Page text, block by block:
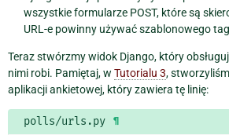
wszystkie formularze POST, które są
URL-e powinny używać szablonowego
Teraz stwórzmy widok Django, który
nimi robi. Pamiętaj, w Tutorialu 3,
aplikacji ankietowej, który zawiera tę linię:
polls/urls.py ¶